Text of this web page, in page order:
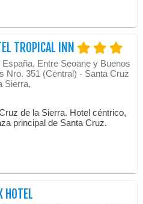
TROPICAL INN
Entre Seoane y Buenos
Nro. 351 (Central) - Santa Cruz
Sierra,
de la Sierra. Hotel céntrico,
principal de Santa Cruz.
HOTEL